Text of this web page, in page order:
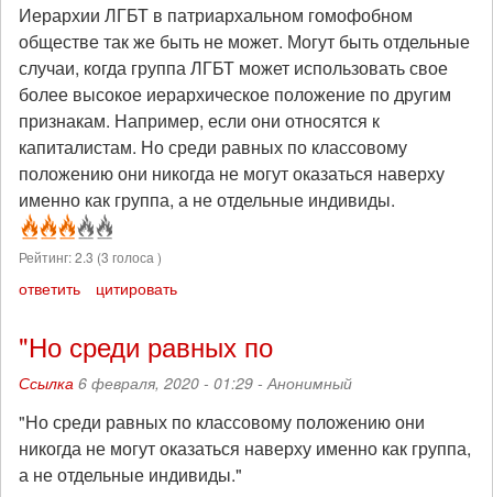
Иерархии ЛГБТ в патриархальном гомофобном
обществе так же быть не может. Могут быть отдельные
случаи, когда группа ЛГБТ может использовать свое
более высокое иерархическое положение по другим
признакам. Например, если они относятся к
капиталистам. Но среди равных по классовому
положению они никогда не могут оказаться наверху
именно как группа, а не отдельные индивиды.
Рейтинг:2.3 (3 голоса )
ответить цитировать
"Но среди равных по
Ссылка 6 февраля, 2020 - 01:29 - Анонимный
"Но среди равных по классовому положению они
никогда не могут оказаться наверху именно как группа,
а не отдельные индивиды."